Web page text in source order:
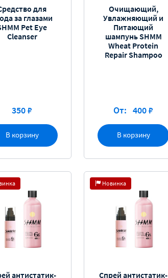
В корзину
для
за глазами
Pet Eye
Cleanser
350 ₽
В корзину
Очищающий,
Увлажняющий и
Питающий
шампунь SHMM
Wheat Protein
Repair Shampoo
От: 400 ₽
антистатик-
Новинка
Спрей антистатик-